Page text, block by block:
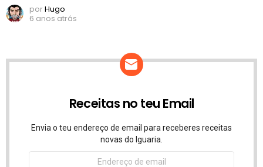
porHugo
6 anos atrás
Receitas no teu Email
Envia o teu endereço de email para receberes receitas
novas do Iguaria.
Endereço